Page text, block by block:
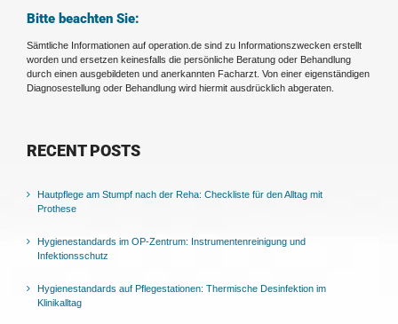
Bitte beachten Sie:
Sämtliche Informationen auf operation.de sind zu Informationszwecken erstellt
worden und ersetzen keinesfalls die persönliche Beratung oder Behandlung
durch einen ausgebildeten und anerkannten Facharzt. Von einer eigenständigen
Diagnosestellung oder Behandlung wird hiermit ausdrücklich abgeraten.
RECENT POSTS
Hautpflege am Stumpf nach der Reha: Checkliste für den Alltag mit
Prothese
Hygienestandards im OP-Zentrum: Instrumentenreinigung und
Infektionsschutz
Hygienestandards auf Pflegestationen: Thermische Desinfektion im
Klinikalltag